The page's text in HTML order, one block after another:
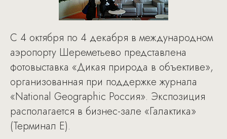
С 4 октября по 4 декабря в международном
аэропорту Шереметьево представлена
фотовыставка «Дикая природа в объективе»,
организованная при поддержке журнала
«National Geographic Россия». Экспозиция
располагается в бизнес-зале «Галактика»
(Терминал Е).